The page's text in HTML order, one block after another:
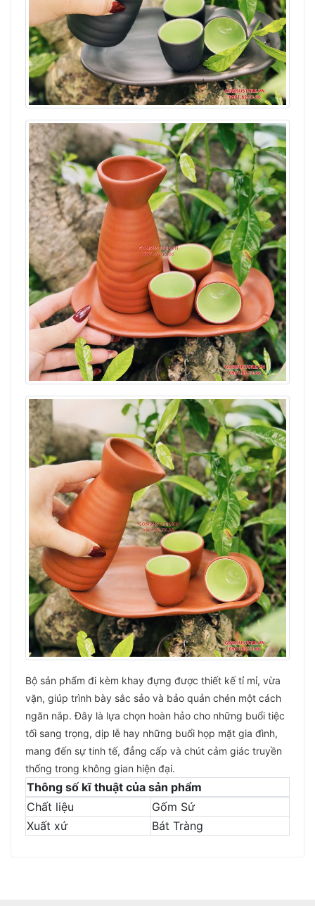
Bộ sản phẩm đi kèm khay đựng được thiết kế tỉ mỉ, vừa
vặn, giúp trình bày sắc sảo và bảo quản chén một cách
ngăn nắp. Đây là lựa chọn hoàn hảo cho những buổi tiệc
tối sang trọng, dịp lễ hay những buổi họp mặt gia đình,
mang đến sự tinh tế, đẳng cấp và chút cảm giác truyền
thống trong không gian hiện đại.
Thông số kĩ thuật của sản phẩm
Chất liệu
Gốm Sứ
Xuất xứ
Bát Tràng